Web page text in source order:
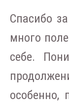
Спасибо
много
себе.
особенно,